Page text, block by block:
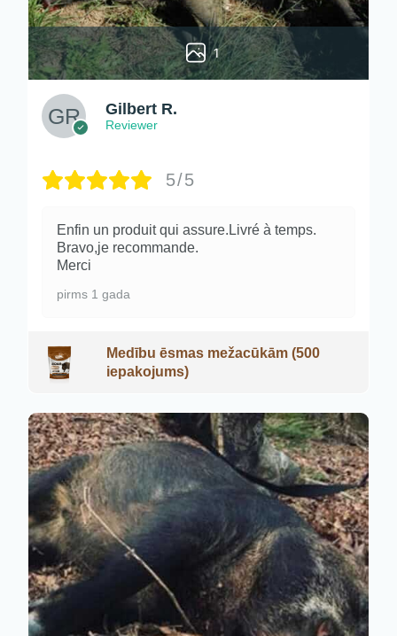
1
Gilbert R.
Reviewer
5/5
Enfin un produit qui assure.Livré à temps.
Bravo,je recommande.
Merci
pirms 1 gada
Medību ēsmas mežacūkām (500
iepakojums)